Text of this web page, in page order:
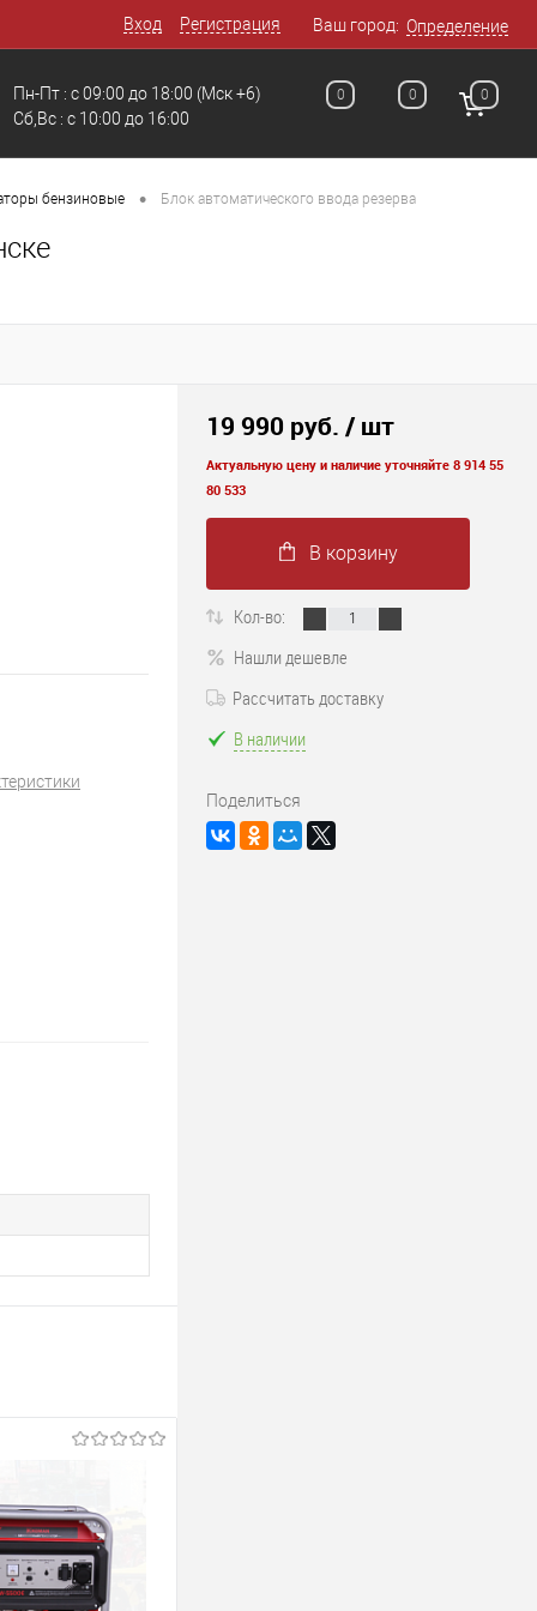
Вход Регистрация Ваш город: Определение
Пн-Пт : с 09:00 до 18:00
Сб,Вс : c 10:00 до 16:00
(Мск +6) 0 0 0
бензиновые • Блок автоматического ввода резерва
19 990 руб. / шт
Актуальную цену и наличие уточняйте 8 914 55
80 533
В корзину
Кол-во:
Нашли дешевле
Рассчитать доставку
В наличии
Поделиться